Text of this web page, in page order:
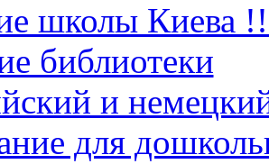
школы Киева
библиотеки
и
для